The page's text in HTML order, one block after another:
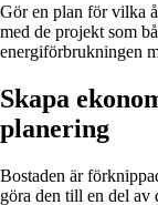
Gör en plan för vilka
med de projekt som
energiförbrukningen
Skapa
planering
Bostaden är
göra den till en del av